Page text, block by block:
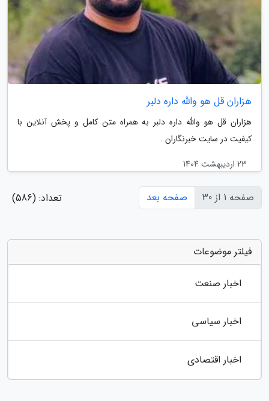
هزاران قل هو والله داره دلبر
هزاران قل هو والله داره دلبر به همراه متن کامل و پخش آنلاین با
کیفیت در سایت خبرنگاران .
23 اردیبهشت 1404
صفحه 1 از 30 صفحه بعد تعداد: (586)
فیلتر موضوعات
اخبار صنعت
اخبار سیاسی
اخبار اقتصادی